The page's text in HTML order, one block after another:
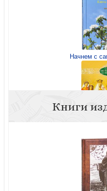
Начнем с
Верные Господу.
Книги